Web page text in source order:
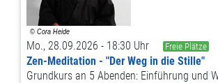
Mo., 28.09.2026 - 18:30 Uhr Freie Plätze
Zen-Meditation - "Der Weg in die Stille"
Grundkurs an 5 Abenden: Einführung und